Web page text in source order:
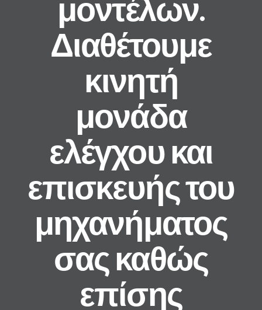
μοντέλων.
Διαθέτουμε
κινητή
μονάδα
ελέγχου και
επισκευής του
μηχανήματος
σας καθώς
επίσης